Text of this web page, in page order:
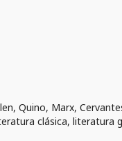
Quino, Marx,
clásica, literatura